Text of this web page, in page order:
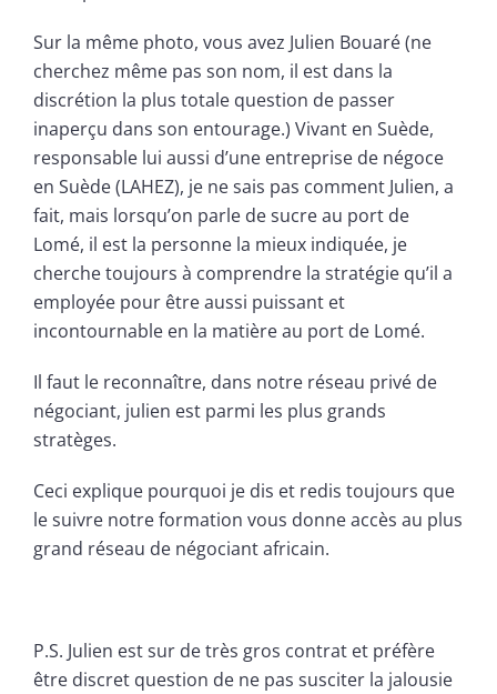
Sur la même photo, vous avez Julien Bouaré (ne
cherchez même pas son nom, il est dans la
discrétion la plus totale question de passer
inaperçu dans son entourage.) Vivant en Suède,
responsable lui aussi d’une entreprise de négoce
en Suède (LAHEZ), je ne sais pas comment Julien, a
fait, mais lorsqu’on parle de sucre au port de
Lomé, il est la personne la mieux indiquée, je
cherche toujours à comprendre la stratégie qu’il a
employée pour être aussi puissant et
incontournable en la matière au port de Lomé.
Il faut le reconnaître, dans notre réseau privé de
négociant, julien est parmi les plus grands
stratèges.
Ceci explique pourquoi je dis et redis toujours que
le suivre notre formation vous donne accès au plus
grand réseau de négociant africain.
P.S. Julien est sur de très gros contrat et préfère
être discret question de ne pas susciter la jalousie